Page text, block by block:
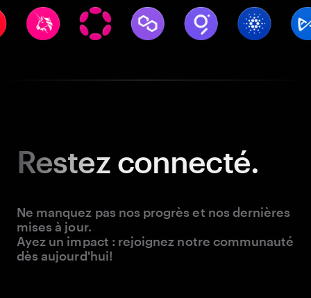
Restezconnecté.
Ne manquez pas nos progrès et nos dernières
mises à jour.
Ayez un impact : rejoignez notre communauté
dès aujourd'hui!